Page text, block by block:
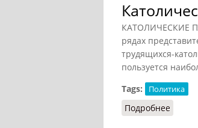
КАТОЛИЧЕСКИЕ
рядах
трудящихся-
пользуется
Tags:
Политика
Подробнее